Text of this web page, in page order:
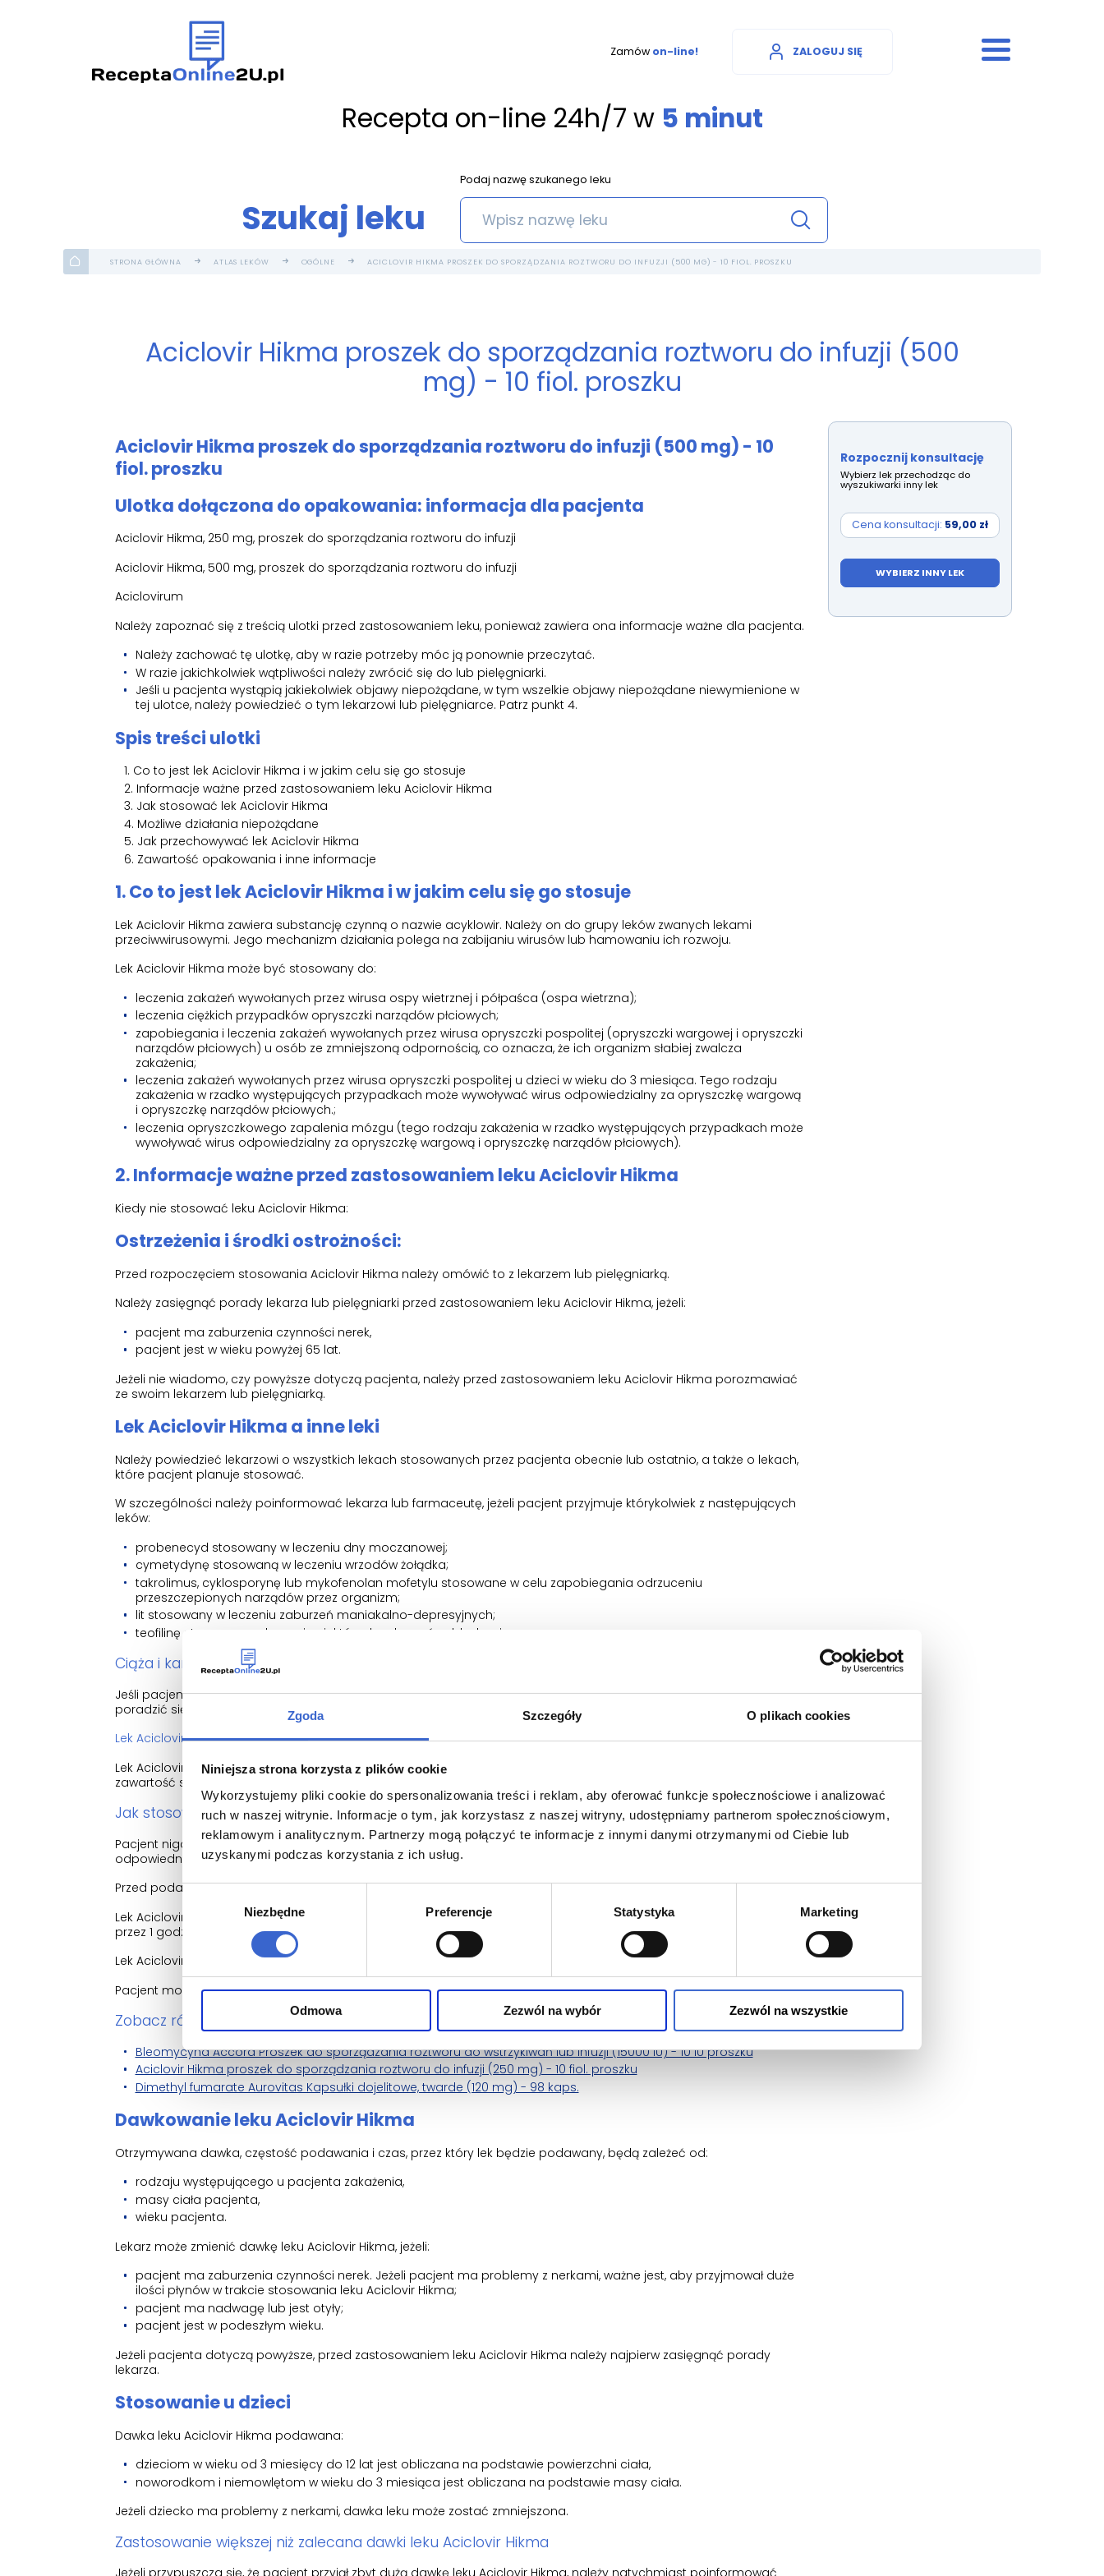
Zgoda Szczegóły O plikach cookies
Niniejsza strona korzysta z plików cookie
Wykorzystujemy pliki cookie do spersonalizowania treści i reklam, aby oferować funkcje społecznościowe i analizować
ruch w naszej witrynie. Informacje o tym, jak korzystasz z naszej witryny, udostępniamy partnerom społecznościowym,
reklamowym i analitycznym. Partnerzy mogą połączyć te informacje z innymi danymi otrzymanymi od Ciebie lub
uzyskanymi podczas korzystania z ich usług.
Wybór
zgody
Niezbędne Preferencje Statystyka Marketing
Odmowa Zezwól na wybór Zezwól na wszystkie
Zamów on-line! ZALOGUJ SIĘ
Recepta on-line 24h/7 w 5 minut
Szukaj leku
Podaj nazwę szukanego leku
STRONA GŁÓWNA ATLAS LEKÓW OGÓLNE ACICLOVIR HIKMA PROSZEK DO SPORZĄDZANIA ROZTWORU DO INFUZJI (500 MG) - 10 FIOL. PROSZKU
Aciclovir Hikma proszek do sporządzania roztworu do infuzji (500
mg) - 10 fiol. proszku
Aciclovir Hikma proszek do sporządzania roztworu do infuzji (500 mg) - 10
fiol. proszku
Ulotka dołączona do opakowania: informacja dla pacjenta
Aciclovir Hikma, 250 mg, proszek do sporządzania roztworu do infuzji
Aciclovir Hikma, 500 mg, proszek do sporządzania roztworu do infuzji
Aciclovirum
Należy zapoznać się z treścią ulotki przed zastosowaniem leku, ponieważ zawiera ona informacje ważne dla pacjenta.
Należy zachować tę ulotkę, aby w razie potrzeby móc ją ponownie przeczytać.
W razie jakichkolwiek wątpliwości należy zwrócić się do lub pielęgniarki.
Jeśli u pacjenta wystąpią jakiekolwiek objawy niepożądane, w tym wszelkie objawy niepożądane niewymienione w
tej ulotce, należy powiedzieć o tym lekarzowi lub pielęgniarce. Patrz punkt 4.
Spis treści ulotki
Co to jest lek Aciclovir Hikma i w jakim celu się go stosuje
Informacje ważne przed zastosowaniem leku Aciclovir Hikma
Jak stosować lek Aciclovir Hikma
Możliwe działania niepożądane
Jak przechowywać lek Aciclovir Hikma
Zawartość opakowania i inne informacje
1. Co to jest lek Aciclovir Hikma i w jakim celu się go stosuje
Lek Aciclovir Hikma zawiera substancję czynną o nazwie acyklowir. Należy on do grupy leków zwanych lekami
przeciwwirusowymi. Jego mechanizm działania polega na zabijaniu wirusów lub hamowaniu ich rozwoju.
Lek Aciclovir Hikma może być stosowany do:
leczenia zakażeń wywołanych przez wirusa ospy wietrznej i półpaśca (ospa wietrzna);
leczenia ciężkich przypadków opryszczki narządów płciowych;
zapobiegania i leczenia zakażeń wywołanych przez wirusa opryszczki pospolitej (opryszczki wargowej i opryszczki
narządów płciowych) u osób ze zmniejszoną odpornością, co oznacza, że ich organizm słabiej zwalcza
zakażenia;
leczenia zakażeń wywołanych przez wirusa opryszczki pospolitej u dzieci w wieku do 3 miesiąca. Tego rodzaju
zakażenia w rzadko występujących przypadkach może wywoływać wirus odpowiedzialny za opryszczkę wargową
i opryszczkę narządów płciowych.;
leczenia opryszczkowego zapalenia mózgu (tego rodzaju zakażenia w rzadko występujących przypadkach może
wywoływać wirus odpowiedzialny za opryszczkę wargową i opryszczkę narządów płciowych).
2. Informacje ważne przed zastosowaniem leku Aciclovir Hikma
Kiedy nie stosować leku Aciclovir Hikma:
Ostrzeżenia i środki ostrożności:
Przed rozpoczęciem stosowania Aciclovir Hikma należy omówić to z lekarzem lub pielęgniarką.
Należy zasięgnąć porady lekarza lub pielęgniarki przed zastosowaniem leku Aciclovir Hikma, jeżeli:
pacjent ma zaburzenia czynności nerek,
pacjent jest w wieku powyżej 65 lat.
Jeżeli nie wiadomo, czy powyższe dotyczą pacjenta, należy przed zastosowaniem leku Aciclovir Hikma porozmawiać
ze swoim lekarzem lub pielęgniarką.
Lek Aciclovir Hikma a inne leki
Należy powiedzieć lekarzowi o wszystkich lekach stosowanych przez pacjenta obecnie lub ostatnio, a także o lekach,
które pacjent planuje stosować.
W szczególności należy poinformować lekarza lub farmaceutę, jeżeli pacjent przyjmuje którykolwiek z następujących
leków:
probenecyd stosowany w leczeniu dny moczanowej;
cymetydynę stosowaną w leczeniu wrzodów żołądka;
takrolimus, cyklosporynę lub mykofenolan mofetylu stosowane w celu zapobiegania odrzuceniu
przeszczepionych narządów przez organizm;
lit stosowany w leczeniu zaburzeń maniakalno-depresyjnych;
teofilinę stosowaną w leczeniu niektórych zaburzeń oddychania.
Ciąża i karmienie piersią
Jeśli pacjentka jest w ciąży lub karmi piersią, przypuszcza, że może być w ciąży, lub gdy planuje mieć dziecko, powinna
poradzić się lekarza przed zastosowaniem tego leku.
Lek Aciclovir Hikma zawiera sód
Lek Aciclovir Hikma zawiera 37,8 mg sodu na dawkę. Informację tę powinni wziąć pod uwagę pacjenci kontrolujący
zawartość sodu w diecie.
Jak stosować lek Aciclovir Hikma
Pacjent nigdy nie będzie podawał sobie samodzielnie tego leku. Jest on zawsze podawany pacjentowi przez osobę
odpowiednio do tego przeszkoloną.
Przed podaniem pacjentowi lek ten zostanie rozcieńczony.
Lek Aciclovir Hikma jest podawany w formie ciągłego wlewu do żyły pacjenta. Lek ten jest podawany powoli dożylnie
przez 1 godzinę.
Lek Aciclovir Hikma jest zwykle podawany co 8 godzin.
Pacjent może otrzymywać płyny, aby nie dopuścić do odwodnienia organizmu.
Zobacz również inne leki z tej kategorii:
Bleomycyna Accord Proszek do sporządzania roztworu do wstrzykiwań lub infuzji (15000 IU) - 10 IU proszku
Aciclovir Hikma proszek do sporządzania roztworu do infuzji (250 mg) - 10 fiol. proszku
Dimethyl fumarate Aurovitas Kapsułki dojelitowe, twarde (120 mg) - 98 kaps.
Dawkowanie leku Aciclovir Hikma
Otrzymywana dawka, częstość podawania i czas, przez który lek będzie podawany, będą zależeć od:
rodzaju występującego u pacjenta zakażenia,
masy ciała pacjenta,
wieku pacjenta.
Lekarz może zmienić dawkę leku Aciclovir Hikma, jeżeli:
pacjent ma zaburzenia czynności nerek. Jeżeli pacjent ma problemy z nerkami, ważne jest, aby przyjmował duże
ilości płynów w trakcie stosowania leku Aciclovir Hikma;
pacjent ma nadwagę lub jest otyły;
pacjent jest w podeszłym wieku.
Jeżeli pacjenta dotyczą powyższe, przed zastosowaniem leku Aciclovir Hikma należy najpierw zasięgnąć porady
lekarza.
Stosowanie u dzieci
Dawka leku Aciclovir Hikma podawana:
dzieciom w wieku od 3 miesięcy do 12 lat jest obliczana na podstawie powierzchni ciała,
noworodkom i niemowlętom w wieku do 3 miesiąca jest obliczana na podstawie masy ciała.
Jeżeli dziecko ma problemy z nerkami, dawka leku może zostać zmniejszona.
Zastosowanie większej niż zalecana dawki leku Aciclovir Hikma
Rozpocznij konsultację
Wybierz lek przechodząc do
wyszukiwarki inny lek
Cena konsultacji: 59,00 zł
WYBIERZ INNY LEK